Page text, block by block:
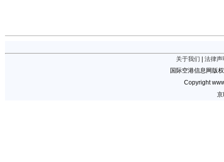
关于我们
法律声
国际空港信息网版
Copyright